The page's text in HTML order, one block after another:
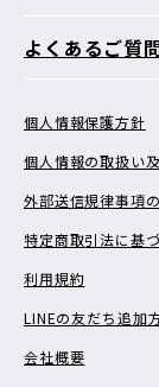
よくあるご質
個人情報保護方針
個人情報の取扱い
外部送信規律事項
特定商取引法に基
利用規約
LINEの友だち追加
会社概要